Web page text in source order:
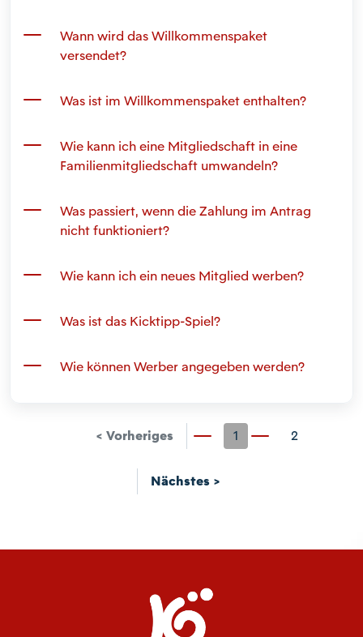
Wann wird das Willkommenspaket
versendet?
Was ist im Willkommenspaket enthalten?
Wie kann ich eine Mitgliedschaft in eine
Familienmitgliedschaft umwandeln?
Was passiert, wenn die Zahlung im Antrag
nicht funktioniert?
Wie kann ich ein neues Mitglied werben?
Was ist das Kicktipp-Spiel?
Wie können Werber angegeben werden?
< Vorheriges 1 2
Nächstes >